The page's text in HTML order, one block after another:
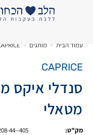
עמוד הבית > מותגים >
CAPRICE
סנדלי איקס
מטאלי
מק"ט:
44--405